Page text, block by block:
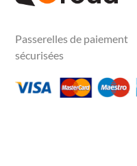
Passerelles de paiement
sécurisées